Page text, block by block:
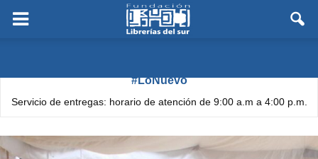
#LoNuevo
Servicio de entregas: horario de atención de 9:00 a.m a 4:00 p.m.